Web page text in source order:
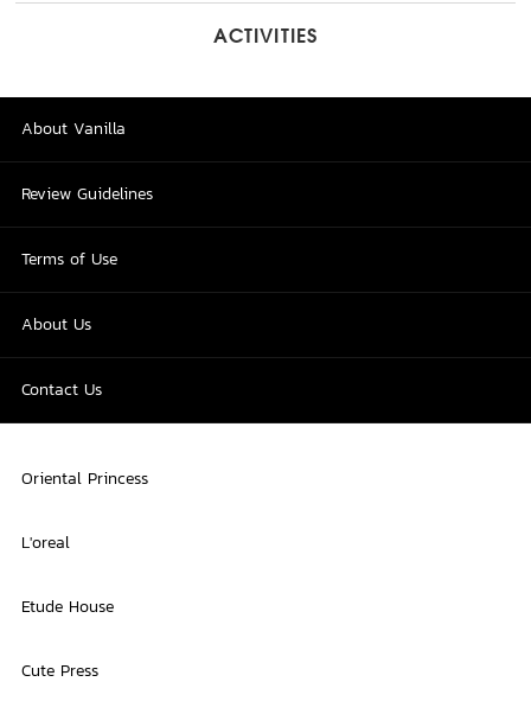
ACTIVITIES
About Vanilla
Review Guidelines
Terms of Use
About Us
Contact Us
Oriental Princess
L'oreal
Etude House
Cute Press